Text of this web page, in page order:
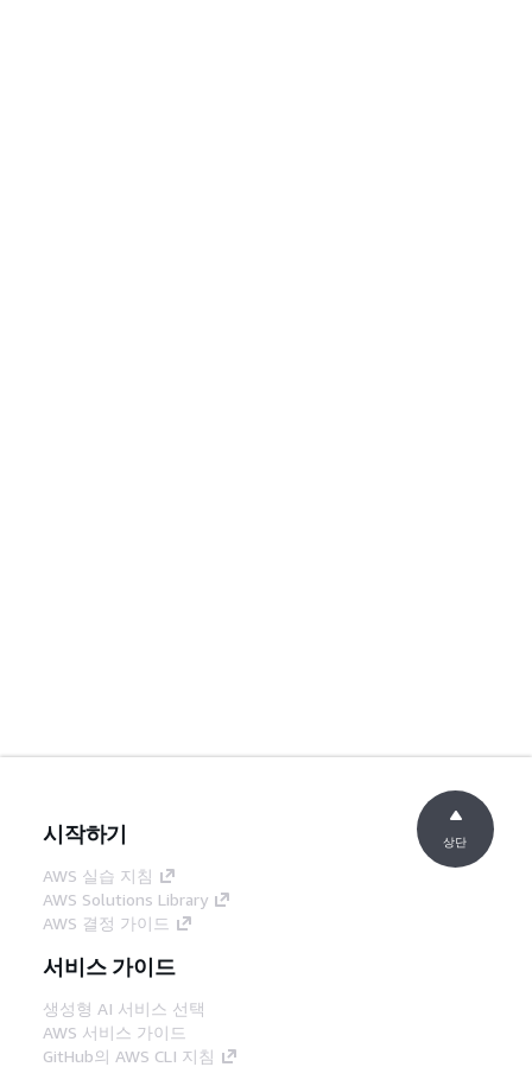
시작하기
AWS 실습 지침
AWS Solutions Library
AWS 결정 가이드
서비스 가이드
생성형 AI 서비스 선택
AWS 서비스 가이드
GitHub의 AWS CLI 지침
상단